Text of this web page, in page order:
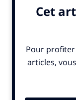
Football. RMC
avec le diffuseur
création de sa
saison prochaine.
présidents de
dirigeants de LFP